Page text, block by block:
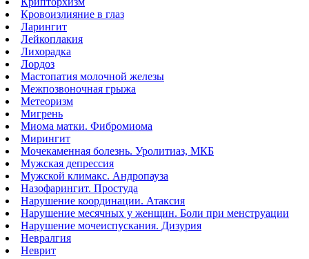
Кровоизлияние в глаз
Ларингит
Лейкоплакия
Лихорадка
Лордоз
Мастопатия молочной железы
Межпозвоночная грыжа
Метеоризм
Мигрень
Миома матки. Фибромиома
Мирингит
Мочекаменная болезнь. Уролитиаз, МКБ
Мужская депрессия
Мужской климакс. Андропауза
Назофарингит. Простуда
Нарушение координации. Атаксия
Нарушение месячных у женщин. Боли при менструации
Нарушение мочеиспускания. Дизурия
Невралгия
Неврит